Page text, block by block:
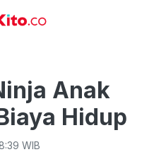
Anak
Hidup
WIB